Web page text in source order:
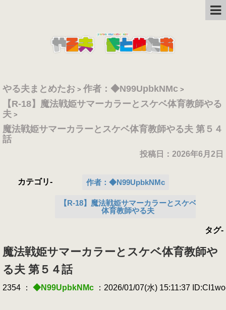
やる夫まとめたお > 作者：◆N99UpbkNMc >
【R-18】魔法戦姫サマーカラーとスケベ体育教師やる
夫 >
魔法戦姫サマーカラーとスケベ体育教師やる夫 第５４
話
投稿日：2026年6月2日
作者：◆N99UpbkNMc
【R-18】魔法戦姫サマーカラーとスケベ
体育教師やる夫
カテゴリ-
タグ-
魔法戦姫サマーカラーとスケベ体育教師や
る夫 第５４話
2354 ： ◆N99UpbkNMc ：2026/01/07(水) 15:11:37